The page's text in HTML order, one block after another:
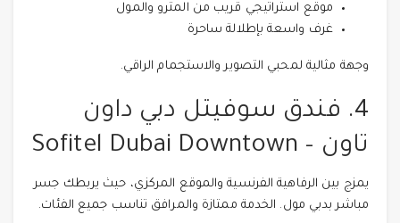
موقع استراتيجي قريب من المترو والمول
غرف واسعة بإطلالة ساحرة
وجهة مثالية لمحبي التصوير والاستجمام الراقي.
4. فندق سوفيتل دبي داون
تاون – Sofitel Dubai Downtown
يمزج بين الرفاهية الفرنسية والموقع المركزي، حيث يربطك جسر
مباشر بدبي مول. الخدمة ممتازة والمرافق تناسب جميع الفئات.